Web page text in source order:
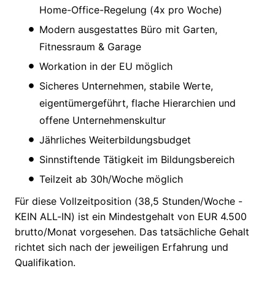
Home-Office-Regelung (4x pro Woche)
Modern ausgestattes Büro mit Garten,
Fitnessraum & Garage
Workation in der EU möglich
Sicheres Unternehmen, stabile Werte,
eigentümergeführt, flache Hierarchien und
offene Unternehmenskultur
Jährliches Weiterbildungsbudget
Sinnstiftende Tätigkeit im Bildungsbereich
Teilzeit ab 30h/Woche möglich
Für diese Vollzeitposition (38,5 Stunden/Woche -
KEIN ALL-IN) ist ein Mindestgehalt von EUR 4.500
brutto/Monat vorgesehen. Das tatsächliche Gehalt
richtet sich nach der jeweiligen Erfahrung und
Qualifikation.